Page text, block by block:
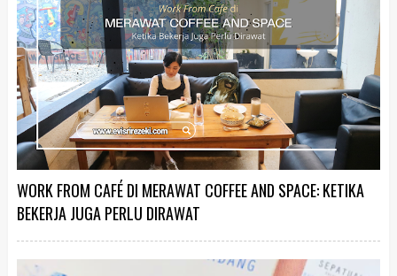
WORK FROM CAFÉ DI MERAWAT COFFEE AND SPACE: KETIKA
BEKERJA JUGA PERLU DIRAWAT